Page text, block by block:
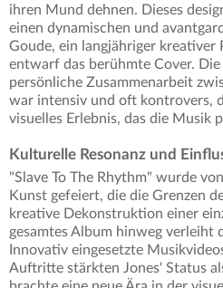
ihren Mund dehnen. Dieses
einen dynamischen und
Goude, ein langjähriger kreativer
entwarf das berühmte Cover.
persönliche Zusammenarbeit
war intensiv und oft kontrovers,
visuelles Erlebnis, das die Musik
Kulturelle Resonanz und
"Slave To The Rhythm" wurde
Kunst gefeiert, die die Grenzen
kreative Dekonstruktion einer
gesamtes Album hinweg verleiht
Innovativ eingesetzte
Auftritte stärkten Jones' Status